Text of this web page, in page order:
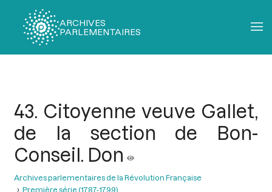
ARCHIVES
PARLEMENTAIRES
43. Citoyenne veuve Gallet,
de la section de Bon-
Conseil. Don
Archives parlementaires de la Révolution Française
Première série (1787-1799)